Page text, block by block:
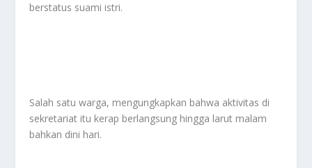
berstatus suami istri.
Salah satu warga, mengungkapkan bahwa aktivitas di
sekretariat itu kerap berlangsung hingga larut malam
bahkan dini hari.